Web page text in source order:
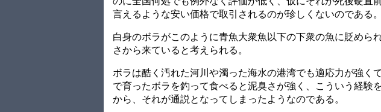
言えるような安い価格で取引されるのが珍しくないのである。
白身のボラがこのように青魚大衆魚以下の下衆の魚に貶めら
さから来ていると考えられる。
ボラは酷く汚れた河川や濁った海水の港湾でも適応力が強く
で育ったボラを釣って食べると泥臭さが強く、こういう経験
から、それが通説となってしまったようなのである。